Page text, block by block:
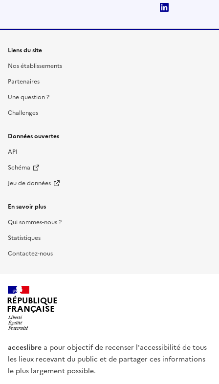
Liens du site
Nos établissements
Partenaires
Une question ?
Challenges
Données ouvertes
API
Schéma
Jeu de données
En savoir plus
Qui sommes-nous ?
Statistiques
Contactez-nous
RÉPUBLIQUE
FRANÇAISE
acceslibre a pour objectif de recenser l'accessibilité de tous
les lieux recevant du public et de partager ces informations
le plus largement possible.